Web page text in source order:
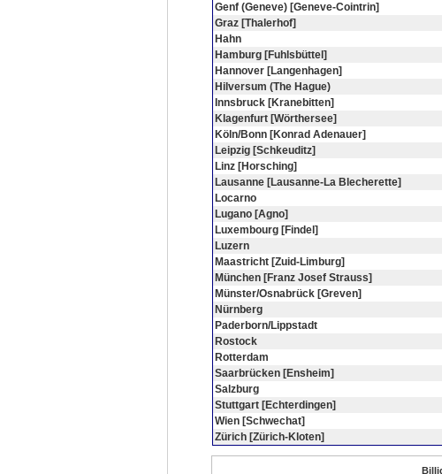
Genf (Geneve) [Geneve-Cointrin]
Graz [Thalerhof]
Hahn
Hamburg [Fuhlsbüttel]
Hannover [Langenhagen]
Hilversum (The Hague)
Innsbruck [Kranebitten]
Klagenfurt [Wörthersee]
Köln/Bonn [Konrad Adenauer]
Leipzig [Schkeuditz]
Linz [Horsching]
Lausanne [Lausanne-La Blecherette]
Locarno
Lugano [Agno]
Luxembourg [Findel]
Luzern
Maastricht [Zuid-Limburg]
München [Franz Josef Strauss]
Münster/Osnabrück [Greven]
Nürnberg
Paderborn/Lippstadt
Rostock
Rotterdam
Saarbrücken [Ensheim]
Salzburg
Stuttgart [Echterdingen]
Wien [Schwechat]
Zürich [Zürich-Kloten]